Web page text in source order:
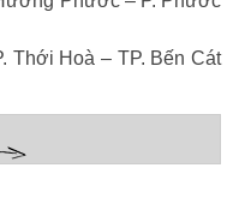
Thới Hoà – TP. Bến Cát